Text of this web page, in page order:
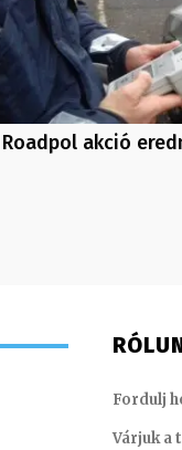
akció
Fordulj
Várjuk a